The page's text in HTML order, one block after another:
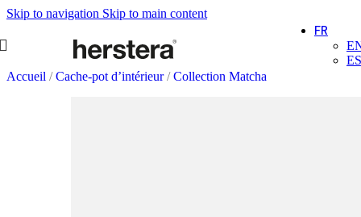
Skip to navigation Skip to main content
FR
ES
Accueil / Cache-pot d’intérieur/ Collection Matcha